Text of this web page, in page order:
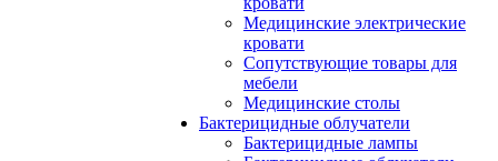
Медицинские электрические
кровати
Сопутствующие товары для
мебели
Медицинские столы
Бактерицидные облучатели
Бактерицидные лампы